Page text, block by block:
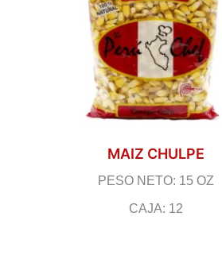
MAIZ CHULPE
PESO NETO: 15 OZ
CAJA: 12